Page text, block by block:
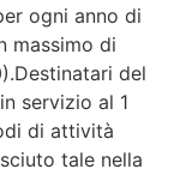
ogni anno di
massimo di
del
servizio al 1
di attività
tale nella